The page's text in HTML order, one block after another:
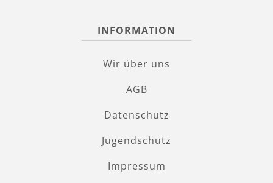
INFORMATION
Wir über uns
AGB
Datenschutz
Jugendschutz
Impressum